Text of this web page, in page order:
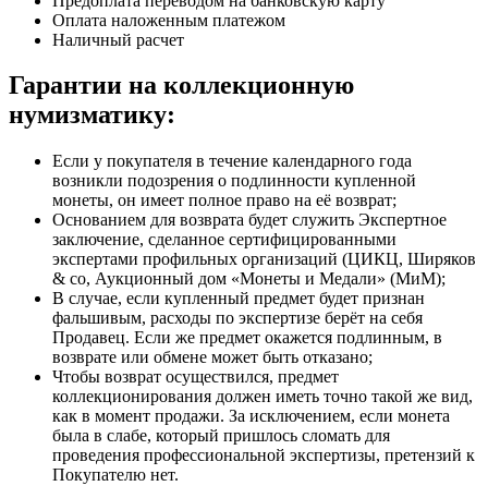
Оплата наложенным платежом
Наличный расчет
Гарантии на коллекционную
нумизматику:
Если у покупателя в течение календарного года
возникли подозрения о подлинности купленной
монеты, он имеет полное право на её возврат;
Основанием для возврата будет служить Экспертное
заключение, сделанное сертифицированными
экспертами профильных организаций (ЦИКЦ, Ширяков
& co, Аукционный дом «Монеты и Медали» (МиМ);
В случае, если купленный предмет будет признан
фальшивым, расходы по экспертизе берёт на себя
Продавец. Если же предмет окажется подлинным, в
возврате или обмене может быть отказано;
Чтобы возврат осуществился, предмет
коллекционирования должен иметь точно такой же вид,
как в момент продажи. За исключением, если монета
была в слабе, который пришлось сломать для
проведения профессиональной экспертизы, претензий к
Покупателю нет.